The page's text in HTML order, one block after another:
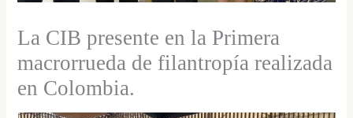
La CIB presente en la Primera
macrorrueda de filantropía realizada
en Colombia.